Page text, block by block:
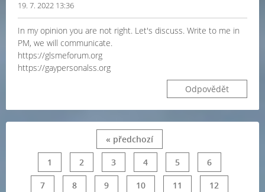
19. 7. 2022 13:36
In my opinion you are not right. Let's discuss. Write to me in
PM, we will communicate.
https://glsmeforum.org
https://gaypersonalss.org
Odpovědět
« předchozí
1 2 3 4 5 6
7 8 9 10 11 12